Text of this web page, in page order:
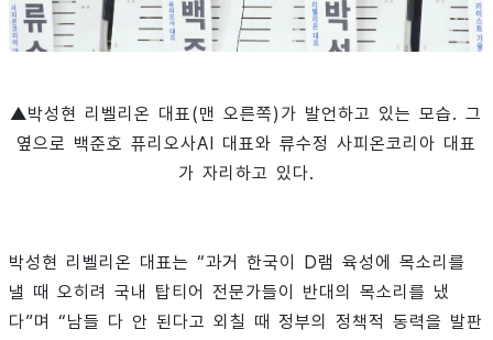
▲박성현 리벨리온 대표(맨 오른쪽) 가 발언하고 있는 모습. 그
옆으로 백준호 퓨리오사AI 대표와 류수정 사피온코리아 대표
가 자리하고 있다.
박성현 리벨리온 대표는 “과거 한국이 D램 육성에 목소리를
낼 때 오히려 국내 탑티어 전문가들이 반대의 목소리를 냈
다”며 “남들 다 안 된다고 외칠 때 정부의 정책적 동력을 발판